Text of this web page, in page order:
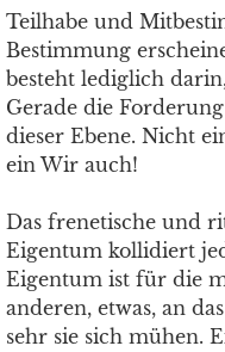
Teilhabe und
Bestimmung
besteht lediglich
Gerade die
dieser Ebene. Nicht
ein Wir auch!
Das frenetische und
Eigentum kollidiert
Eigentum ist für die
anderen, etwas, an
sehr sie sich mühen.